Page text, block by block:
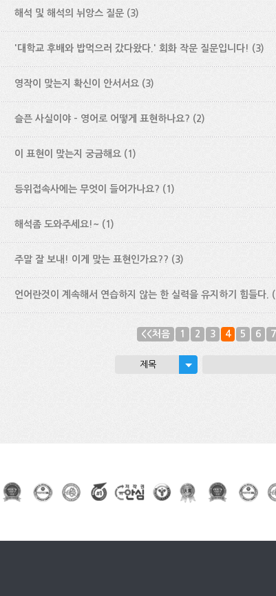
해석 및 해석의 뉘앙스 질문 (3)
'대학교 후배와 밥먹으러 갔다왔다.' 회화 작문 질문입니다! (3)
영작이 맞는지 확신이 안서서요 (3)
슬픈 사실이야 - 영어로 어떻게 표현하나요? (2)
이 표현이 맞는지 궁금해요 (1)
등위접속사에는 무엇이 들어가나요? (1)
해석좀 도와주세요!~ (1)
주말 잘 보내! 이게 맞는 표현인가요?? (3)
언어란것이 계속해서 연습하지 않는 한 실력을 유지하기 힘들다.
<<처음 1 2 3 4 5 6 7
제목